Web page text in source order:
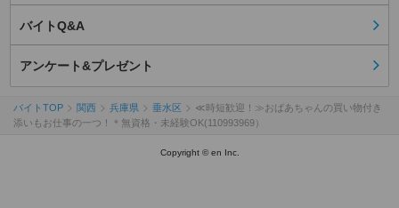
バイトQ&A
アンケート&プレゼント
バイトTOP 関西 兵庫県 垂水区
≪時短歓迎！≫おばあちゃんの買い物付き
添いもお仕事の一つ！＊無資格・未経験OK(110993969）
Copyright © en Inc.